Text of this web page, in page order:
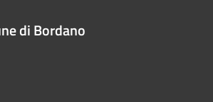
di Bordano